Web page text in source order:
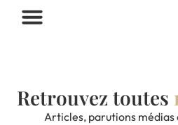
Retrouvez toutes
Articles, parutions médias